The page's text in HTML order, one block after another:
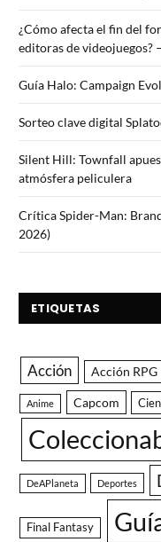
¿Cómo afecta el fin del
editoras de videojuegos?
Guía Halo: Campaign
Sorteo clave digital
Silent Hill: Townfall
atmósfera peliculera
Crítica Spider-Man:
2026)
ETIQUETAS
Acción Acción RPG
Anime Capcom
DeAPlaneta Deportes
Final Fantasy